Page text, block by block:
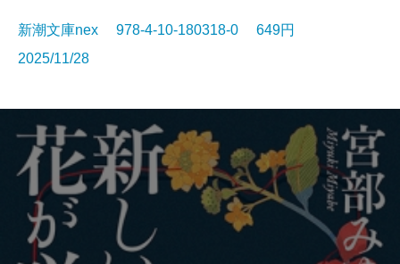
新潮文庫nex 978-4-10-180318-0 649円
2025/11/28